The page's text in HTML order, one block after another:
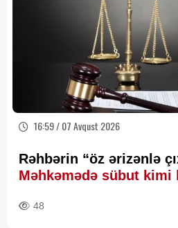
16:59 / 07 Avqust 2026
Rəhbərin “öz ərizənlə
Məhkəmədə sübut
48